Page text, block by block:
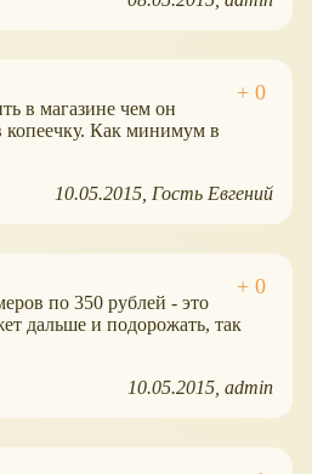
в магазине чем он
копеечку. Как минимум в
10.05.2015 Гость Евгений
по 350 рублей - это
дальше и подорожать, так
10.05.2015 admin